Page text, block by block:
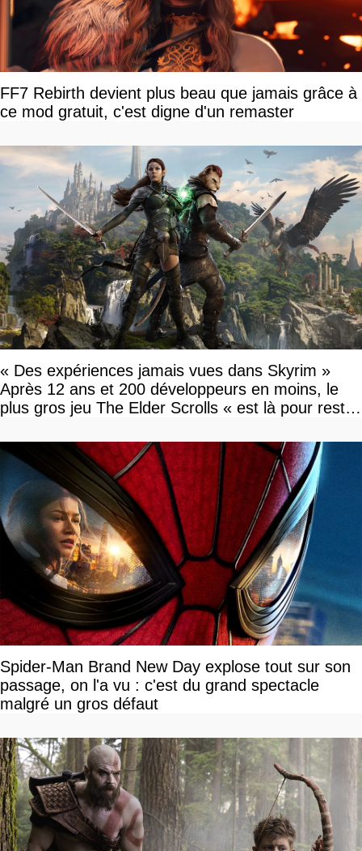
FF7 Rebirth devient plus beau que jamais grâce à
ce mod gratuit, c'est digne d'un remaster
« Des expériences jamais vues dans Skyrim »
Après 12 ans et 200 développeurs en moins, le
plus gros jeu The Elder Scrolls « est là pour rester
Spider-Man Brand New Day explose tout sur son
passage, on l'a vu : c'est du grand spectacle
malgré un gros défaut